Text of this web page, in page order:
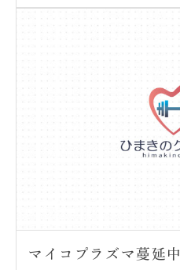
マイコプラズマ蔓延中